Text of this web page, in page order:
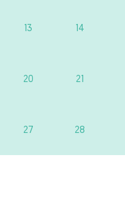
13 14
20 21
27 28